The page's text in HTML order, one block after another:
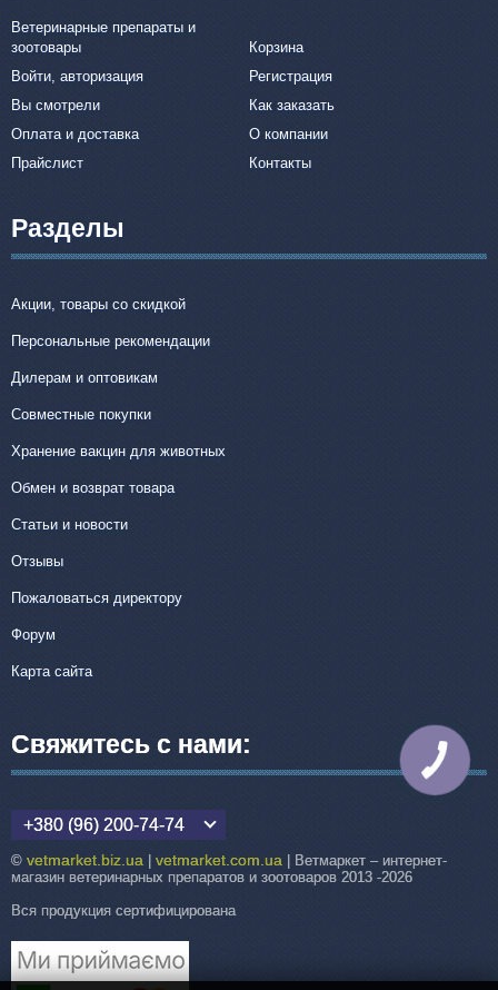
Ветеринарные препараты и
зоотовары
Корзина
Войти, авторизация
Регистрация
Вы смотрели
Как заказать
Оплата и доставка
О компании
Прайслист
Контакты
Разделы
Акции, товары со скидкой
Персональные рекомендации
Дилерам и оптовикам
Совместные покупки
Хранение вакцин для животных
Обмен и возврат товара
Статьи и новости
Отзывы
Пожаловаться директору
Форум
Карта сайта
Свяжитесь с нами:
+380 (96) 200-74-74
© vetmarket.biz.ua vetmarket.com.ua | Ветмаркет – интернет-
магазин ветеринарных препаратов и зоотоваров 2013 -2026
Вся продукция сертифицирована
КНОПКА
СВЯЗИ